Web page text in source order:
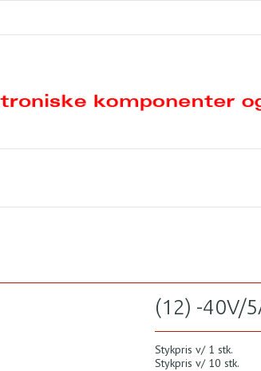
(12) -40V/
Stykpris v/ 1 stk.
Stykpris v/ 10 stk.